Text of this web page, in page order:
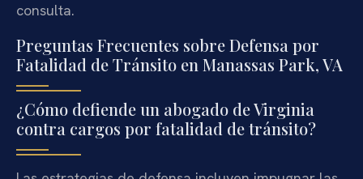
consulta.
Preguntas Frecuentes sobre Defensa por
Fatalidad de Tránsito en Manassas Park, VA
¿Cómo defiende un abogado de Virginia
contra cargos por fatalidad de tránsito?